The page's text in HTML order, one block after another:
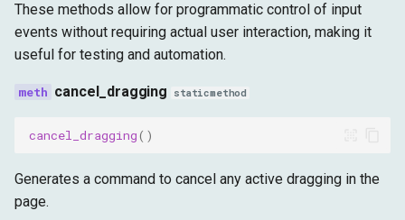
Uso
Eventos de Toque (Touch)
These methods allow for programmatic control of input
events without requiring actual user interaction, making it
useful for testing and automation.
cancel_dragging staticmethod
cancel_dragging()
Generates a command to cancel any active dragging in the
page.